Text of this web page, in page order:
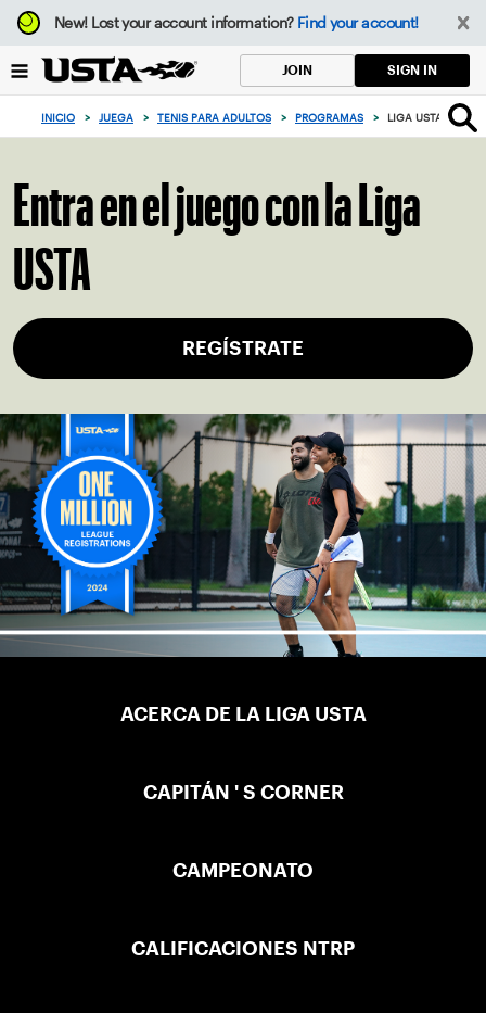
Enfoque
desde
botón
volver
New!Lost your account information? Find your account!
JOIN SIGN IN
INICIO > JUEGA > TENIS PARA ADULTOS > PROGRAMAS > LIGA USTA: LA
Entra en el juego con la Liga
USTA
REGÍSTRATE
ACERCA DE LA LIGA USTA
CAPITÁN ' S CORNER
CAMPEONATO
CALIFICACIONES NTRP